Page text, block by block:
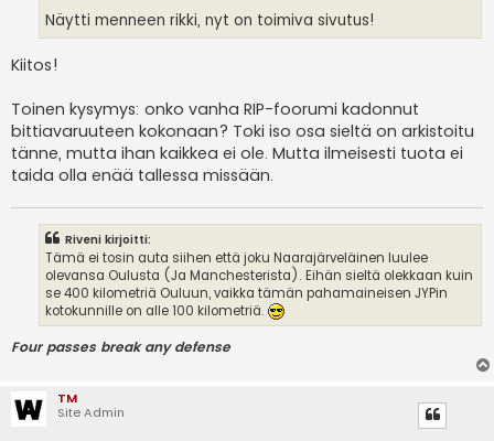
Näytti menneen rikki, nyt on toimiva sivutus!
Kiitos!
Toinen kysymys: onko vanha RIP-foorumi kadonnut
bittiavaruuteen kokonaan? Toki iso osa sieltä on arkistoitu
tänne, mutta ihan kaikkea ei ole. Mutta ilmeisesti tuota ei
taida olla enää tallessa missään.
Riveni kirjoitti:
Tämä ei tosin auta siihen että joku Naarajärveläinen luulee
olevansa Oulusta (Ja Manchesterista). Eihän sieltä olekkaan kuin
se 400 kilometriä Ouluun, vaikka tämän pahamaineisen JYPin
kotokunnille on alle 100 kilometriä.
Four passes break any defense
TM
Site Admin